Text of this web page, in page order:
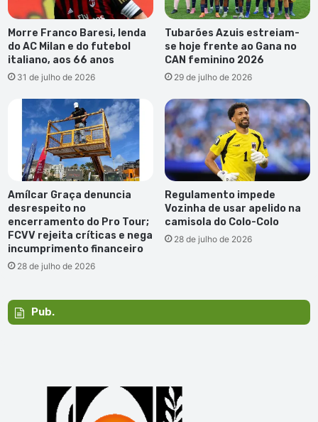
Morre Franco Baresi, lenda
do AC Milan e do futebol
italiano, aos 66 anos
31 de julho de 2026
Tubarões Azuis estreiam-
se hoje frente ao Gana no
CAN feminino 2026
29 de julho de 2026
Amílcar Graça denuncia
desrespeito no
encerramento do Pro Tour;
FCVV rejeita críticas e nega
incumprimento financeiro
28 de julho de 2026
Regulamento impede
Vozinha de usar apelido na
camisola do Colo-Colo
28 de julho de 2026
Pub.